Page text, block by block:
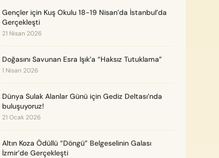
Gençler için Kuş Okulu 18-19 Nisan’da İstanbul’da
Gerçekleşti
21 Nisan 2026
Doğasını Savunan Esra Işık’a “Haksız Tutuklama”
1 Nisan 2026
Dünya Sulak Alanlar Günü için Gediz Deltası’nda
buluşuyoruz!
21 Ocak 2026
Altın Koza Ödüllü “Döngü” Belgeselinin Galası
İzmir’de Gerçekleşti